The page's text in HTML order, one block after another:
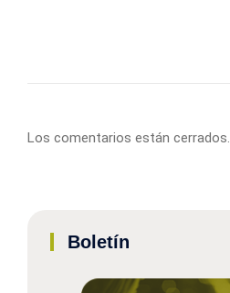
Los comentarios están cerrados.
Boletín